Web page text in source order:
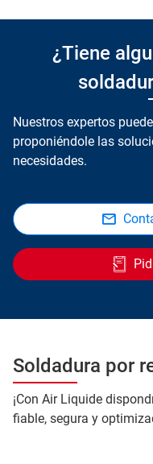
¿Tiene
Nuestros expertos
proponiéndole las
necesidades.
Soldadura por
¡Con Air Liquide
fiable, segura y